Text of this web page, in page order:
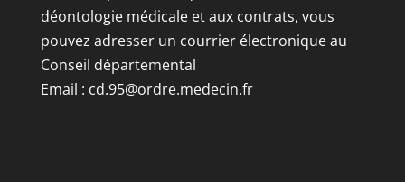
déontologie médicale et aux contrats, vous
pouvez adresser un courrier électronique au
Conseil départemental
Email : cd.95@ordre.medecin.fr